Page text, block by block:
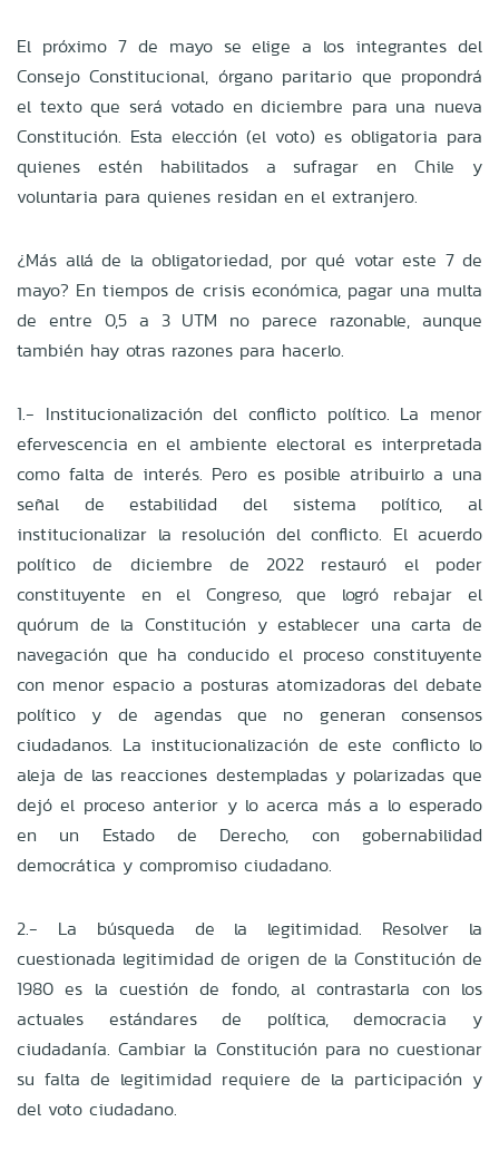
El próximo 7 de mayo se elige a los integrantes del
Consejo Constitucional, órgano paritario que propondrá
el texto que será votado en diciembre para una nueva
Constitución. Esta elección (el voto) es obligatoria para
quienes estén habilitados a sufragar en Chile y
voluntaria para quienes residan en el extranjero.
¿Más allá de la obligatoriedad, por qué votar este 7 de
mayo? En tiempos de crisis económica, pagar una multa
de entre 0,5 a 3 UTM no parece razonable, aunque
también hay otras razones para hacerlo.
1.- Institucionalización del conflicto político. La menor
efervescencia en el ambiente electoral es interpretada
como falta de interés. Pero es posible atribuirlo a una
señal de estabilidad del sistema político, al
institucionalizar la resolución del conflicto. El acuerdo
político de diciembre de 2022 restauró el poder
constituyente en el Congreso, que logró rebajar el
quórum de la Constitución y establecer una carta de
navegación que ha conducido el proceso constituyente
con menor espacio a posturas atomizadoras del debate
político y de agendas que no generan consensos
ciudadanos. La institucionalización de este conflicto lo
aleja de las reacciones destempladas y polarizadas que
dejó el proceso anterior y lo acerca más a lo esperado
en un Estado de Derecho, con gobernabilidad
democrática y compromiso ciudadano.
2.- La búsqueda de la legitimidad. Resolver la
cuestionada legitimidad de origen de la Constitución de
1980 es la cuestión de fondo, al contrastarla con los
actuales estándares de política, democracia y
ciudadanía. Cambiar la Constitución para no cuestionar
su falta de legitimidad requiere de la participación y
del voto ciudadano.